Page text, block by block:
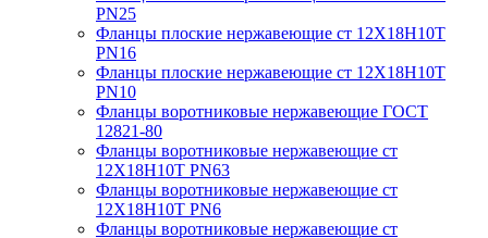
PN25
Фланцы плоские нержавеющие ст 12Х18Н10Т
PN16
Фланцы плоские нержавеющие ст 12Х18Н10Т
PN10
Фланцы воротниковые нержавеющие ГОСТ
12821-80
Фланцы воротниковые нержавеющие ст
12Х18Н10Т PN63
Фланцы воротниковые нержавеющие ст
12Х18Н10Т PN6
Фланцы воротниковые нержавеющие ст